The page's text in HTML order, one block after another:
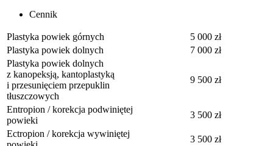
Cennik
Plastyka powiek górnych
5 000 zł
Plastyka powiek dolnych
7 000 zł
Plastyka powiek dolnych
z kanopeksją, kantoplastyką
i przesunięciem przepuklin
tłuszczowych
9 500 zł
Entropion / korekcja podwiniętej
powieki
3 500 zł
Ectropion / korekcja wywiniętej
3 500 zł